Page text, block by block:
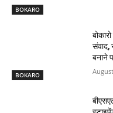
BOKARO
BOKARO
संवाद,
बनाने